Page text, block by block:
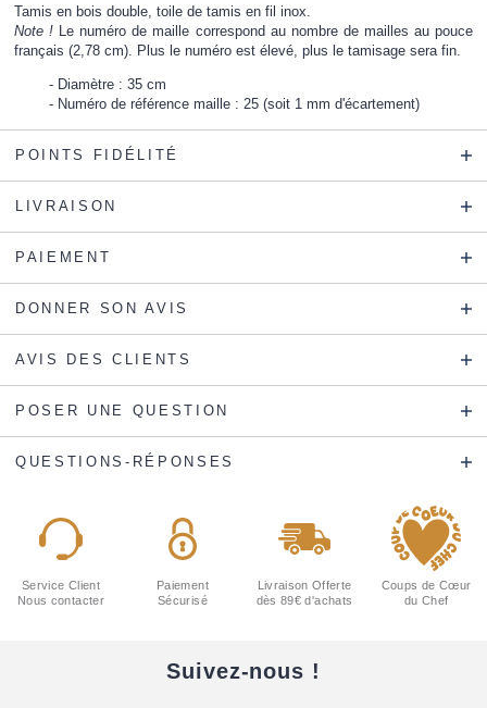
Tamis en bois double, toile de tamis en fil inox.
Note ! Le numéro de maille correspond au nombre de mailles au pouce
français (2,78 cm). Plus le numéro est élevé, plus le tamisage sera fin.
Diamètre : 35 cm
Numéro de référence maille : 25 (soit 1 mm d'écartement)
POINTS FIDÉLITÉ
LIVRAISON
PAIEMENT
DONNER SON AVIS
AVIS DES CLIENTS
POSER UNE QUESTION
QUESTIONS-RÉPONSES
Service Client
Nous contacter
Paiement
Sécurisé
Livraison Offerte
dès 89€ d'achats
Coups de Cœur
du Chef
Suivez-nous !